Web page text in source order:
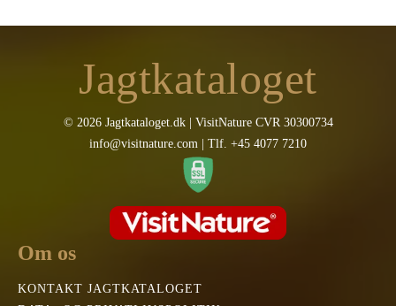
Jagtkataloget
© 2026 Jagtkataloget.dk | VisitNature CVR 30300734
info@visitnature.com | Tlf. +45 4077 7210
Om os
KONTAKT JAGTKATALOGET